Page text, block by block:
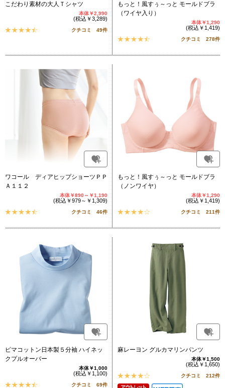
こだわり素材の大人Ｔシャツ
本体￥2,990
(税込￥3,289)
クチコミ 49件
もっと！風すぅ～っと モールドブラ
（ワイヤ入り）
本体￥1,290
(税込￥1,419)
クチコミ 278件
ワコール ディアヒップショーツＰＰ
Ａ１１２
本体￥890～￥1,190
(税込￥979～￥1,309)
クチコミ 46件
もっと！風すぅ～っと モールドブラ
（ノンワイヤ）
本体￥1,290
(税込￥1,419)
クチコミ 211件
ピマコットン日本製５分袖 ハイネッ
クプルオーバー
本体￥1,000
(税込￥1,100)
クチコミ 69件
麻レーヨン グルカマリンパンツ
本体￥1,500
(税込￥1,650)
クチコミ 212件